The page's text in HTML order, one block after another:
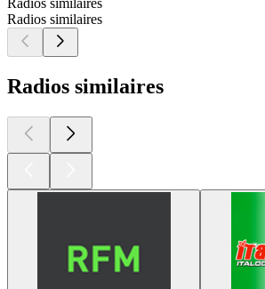
Radios similaires
Radios similaires
Radios similaires